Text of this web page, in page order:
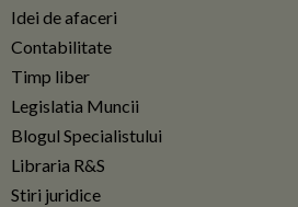
Idei de afaceri
Contabilitate
Timp liber
Legislatia Muncii
Blogul Specialistului
Libraria R&S
Stiri juridice